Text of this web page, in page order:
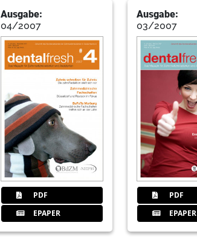
Ausgabe:
04/2007
PDF
EPAPER
Ausgabe:
03/2007
PDF
EPAPER